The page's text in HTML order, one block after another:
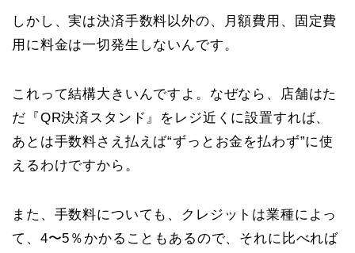
しかし、実は決済手数料以外の、月額費用、固定費
用に料金は一切発生しないんです。
これって結構大きいんですよ。なぜなら、店舗はた
だ『QR決済スタンド』をレジ近くに設置すれば、
あとは手数料さえ払えば“ずっとお金を払わず”に使
えるわけですから。
また、手数料についても、クレジットは業種によっ
て、4〜5％かかることもあるので、それに比べれば